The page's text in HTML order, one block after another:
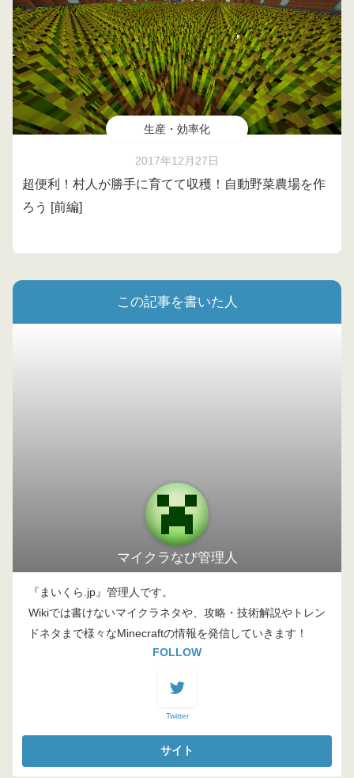
生産・効率化
2017年12月27日
超便利！村人が勝手に育てて収穫！自動野菜農場を作
ろう [前編]
この記事を書いた人
マイクラなび管理人
『まいくら.jp』管理人です。
Wikiでは書けないマイクラネタや、攻略・技術解説やトレン
ドネタまで様々なMinecraftの情報を発信していきます！
FOLLOW
Twitter